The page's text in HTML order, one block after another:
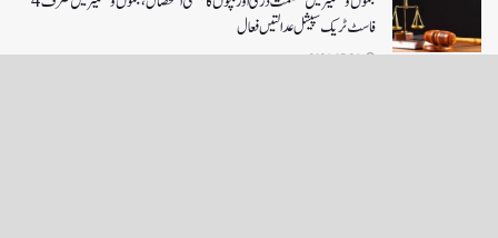
فاسٹ ٹریک سپیشل عدالتیں فعال
2026-07-26